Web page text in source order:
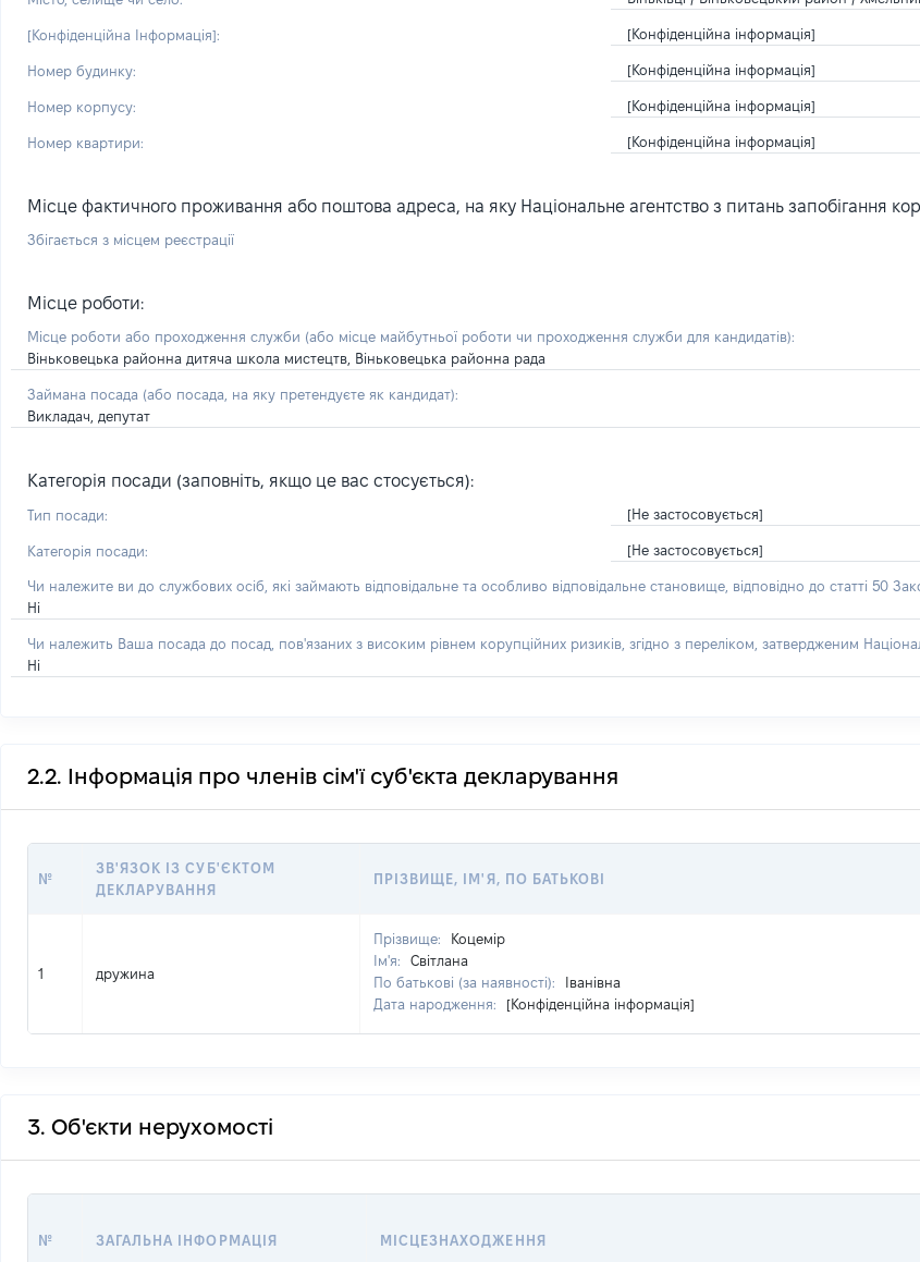
[Конфіденційна Інформація]: [Конфіденційна інформація]
Номер будинку: [Конфіденційна інформація]
Номер корпусу: [Конфіденційна інформація]
Номер квартири: [Конфіденційна інформація]
Місце фактичного проживання або поштова адреса, на яку Національне агентство з питань запобігання
Збігається з місцем реєстрації
Місце роботи:
Місце роботи або проходження служби (або місце майбутньої роботи чи проходження служби для кандидатів):
Віньковецька районна дитяча школа мистецтв, Віньковецька районна рада
Займана посада (або посада, на яку претендуєте як кандидат):
Викладач, депутат
Категорія посади (заповніть, якщо це вас стосується):
Тип посади: [Не застосовується]
Категорія посади: [Не застосовується]
Чи належите ви до службових осіб, які займають відповідальне та особливо відповідальне становище, відповідно до статті 50
Ні
Чи належить Ваша посада до посад, пов'язаних з високим рівнем корупційних ризиків, згідно з переліком, затвердженим
Ні
2.2. Інформація про членів сім'ї суб'єкта декларування
№
ЗВ'ЯЗОК ІЗ СУБ'ЄКТОМ
ДЕКЛАРУВАННЯ
ПРІЗВИЩЕ, ІМ'Я, ПО БАТЬКОВІ
1 дружина
Прізвище:
Коцемір
Ім'я:
Світлана
По батькові (за наявності):
Іванівна
Дата народження:
[Конфіденційна інформація]
3. Об'єкти нерухомості
№ ЗАГАЛЬНА ІНФОРМАЦІЯ МІСЦЕЗНАХОДЖЕННЯ